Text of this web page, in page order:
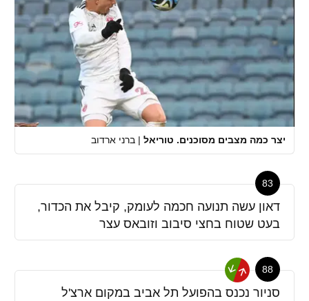
יצר כמה מצבים מסוכנים. טוריאל | ברני ארדוב
83
דאון עשה תנועה חכמה לעומק, קיבל את הכדור,
בעט שטוח בחצי סיבוב וזובאס עצר
88
סניור נכנס בהפועל תל אביב במקום ארצ'ל